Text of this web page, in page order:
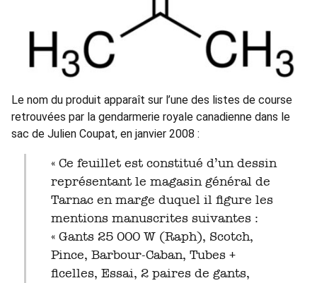
Le nom du produit apparaît sur l’une des listes de course
retrouvées par la gendarmerie royale canadienne dans le
sac de Julien Coupat, en janvier 2008 :
« Ce feuillet est constitué d’un dessin
représentant le magasin général de
Tarnac en marge duquel il figure les
mentions manuscrites suivantes :
« Gants 25 000 W (Raph), Scotch,
Pince, Barbour-Caban, Tubes +
ficelles, Essai, 2 paires de gants,